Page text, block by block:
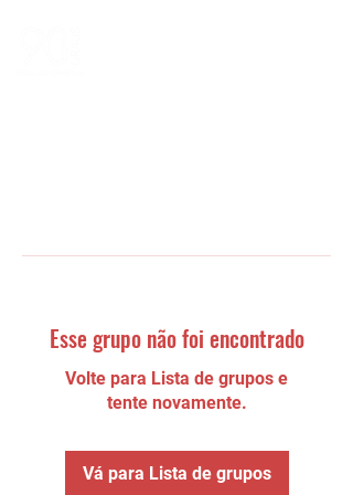
Esse grupo não foi encontrado
Volte para Lista de grupos e
tente novamente.
Vá para Lista de grupos